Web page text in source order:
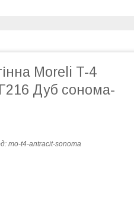
Moreli T-4
Дуб сонома-
mo-t4-antracit-sonoma